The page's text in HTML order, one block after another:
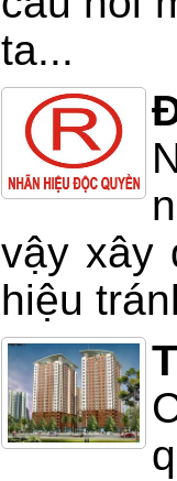
ta...
vậy xây
hiệu